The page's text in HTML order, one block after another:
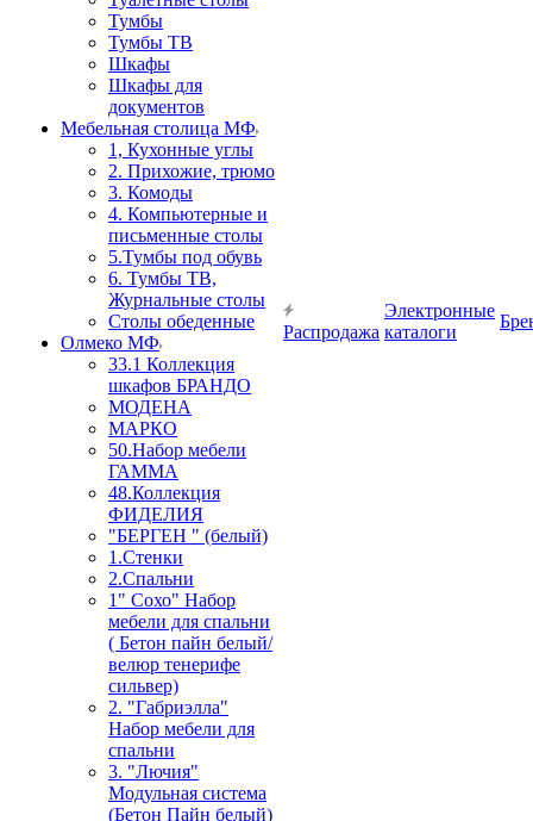
Тумбы
Тумбы ТВ
Шкафы
Шкафы для
документов
Мебельная столица МФ
1, Кухонные углы
2. Прихожие, трюмо
3. Комоды
4. Компьютерные и
письменные столы
5.Тумбы под обувь
6. Тумбы ТВ,
Журнальные столы
Столы обеденные
Олмеко МФ
33.1 Коллекция
шкафов БРАНДО
МОДЕНА
МАРКО
50.Набор мебели
ГАММА
48.Коллекция
ФИДЕЛИЯ
"БЕРГЕН " (белый)
1.Стенки
2.Спальни
1" Сохо" Набор
мебели для спальни
( Бетон пайн белый/
велюр тенерифе
сильвер)
2. "Габриэлла"
Набор мебели для
спальни
3. "Лючия"
Модульная система
(Бетон Пайн белый)
Распродажа
Электронные
каталоги